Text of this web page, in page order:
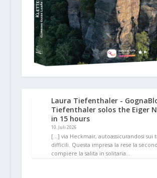
Laura Tiefenthaler -
Tiefenthaler solos the Eiger
in 15 hours
10. Juli 2026
[…] via Heckmair, autoassicurandosi sui
difficili. Questa impresa la rese la
compiere la salita in solitaria…